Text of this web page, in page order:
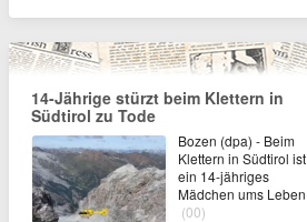
14-Jährige stürzt beim Klettern in
Südtirol zu Tode
Bozen (dpa) - Beim
Klettern in Südtirol ist
ein 14-jähriges
Mädchen ums Leben
(00)